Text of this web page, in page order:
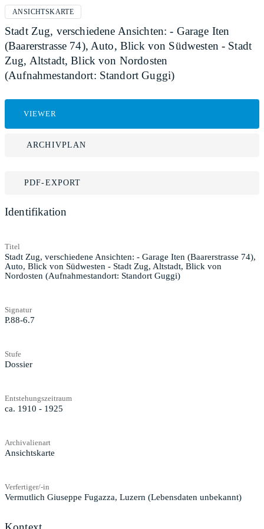
ANSICHTSKARTE
Stadt Zug, verschiedene Ansichten: - Garage Iten
(Baarerstrasse 74), Auto, Blick von Südwesten - Stadt
Zug, Altstadt, Blick von Nordosten
(Aufnahmestandort: Standort Guggi)
VIEWER
ARCHIVPLAN
PDF-EXPORT
Identifikation
Titel
Stadt Zug, verschiedene Ansichten: - Garage Iten (Baarerstrasse 74),
Auto, Blick von Südwesten - Stadt Zug, Altstadt, Blick von
Nordosten (Aufnahmestandort: Standort Guggi)
Signatur
P.88-6.7
Stufe
Dossier
Entstehungszeitraum
ca. 1910 - 1925
Archivalienart
Ansichtskarte
Verfertiger/-in
Vermutlich Giuseppe Fugazza, Luzern (Lebensdaten unbekannt)